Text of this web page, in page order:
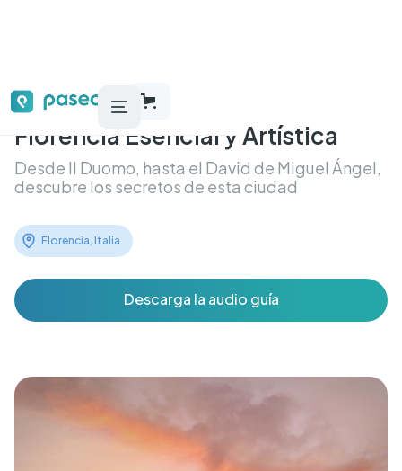
Florencia Esencial y Artística
Desde Il Duomo, hasta el David de Miguel Ángel,
descubre los secretos de esta ciudad
Florencia, Italia
Descarga la audio guía